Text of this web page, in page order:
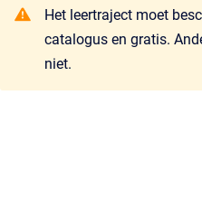
Het leertraject moet
catalogus en gratis.
niet.